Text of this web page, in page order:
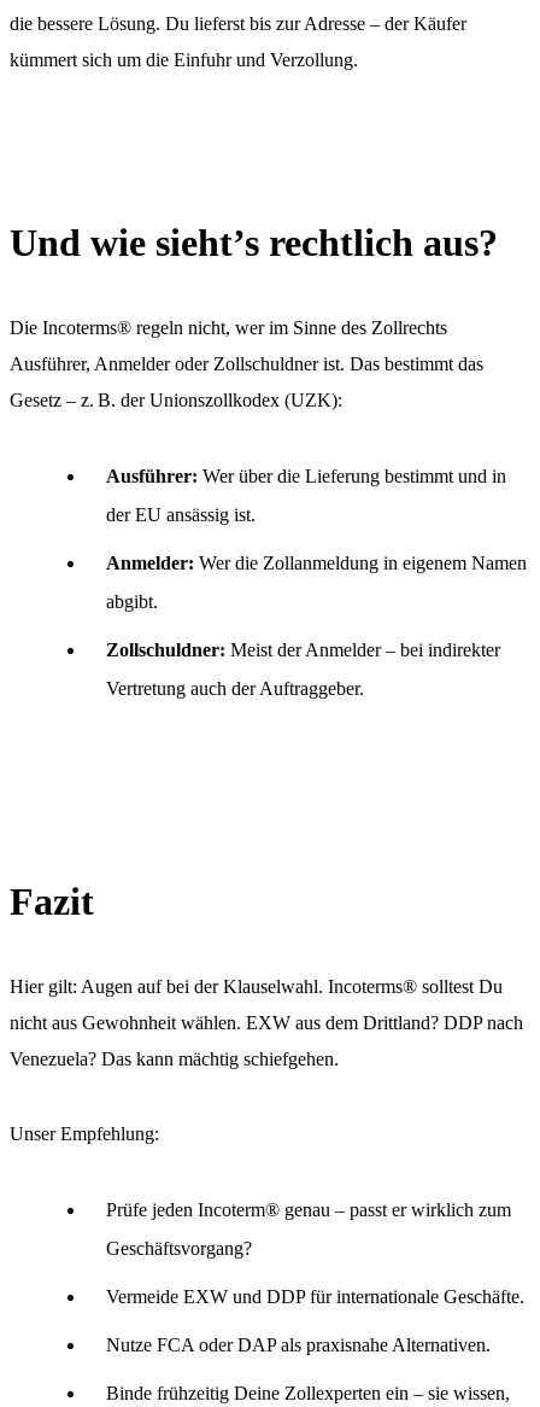
COACHING
BERATUNG
die bessere Lösung. Du lieferst bis zur Adresse – der Käufer
kümmert sich um die Einfuhr und Verzollung.
Und wie sieht’s rechtlich aus?
Die Incoterms® regeln nicht, wer im Sinne des Zollrechts
Ausführer, Anmelder oder Zollschuldner ist. Das bestimmt das
Gesetz – z. B. der Unionszollkodex (UZK):
Ausführer: Wer über die Lieferung bestimmt und in
der EU ansässig ist.
Anmelder: Wer die Zollanmeldung in eigenem Namen
abgibt.
Zollschuldner: Meist der Anmelder – bei indirekter
Vertretung auch der Auftraggeber.
Fazit
Hier gilt: Augen auf bei der Klauselwahl. Incoterms® solltest Du
nicht aus Gewohnheit wählen. EXW aus dem Drittland? DDP nach
Venezuela? Das kann mächtig schiefgehen.
Unser Empfehlung:
Prüfe jeden Incoterm® genau – passt er wirklich zum
Geschäftsvorgang?
Vermeide EXW und DDP für internationale Geschäfte.
Nutze FCA oder DAP als praxisnahe Alternativen.
Binde frühzeitig Deine Zollexperten ein – sie wissen,